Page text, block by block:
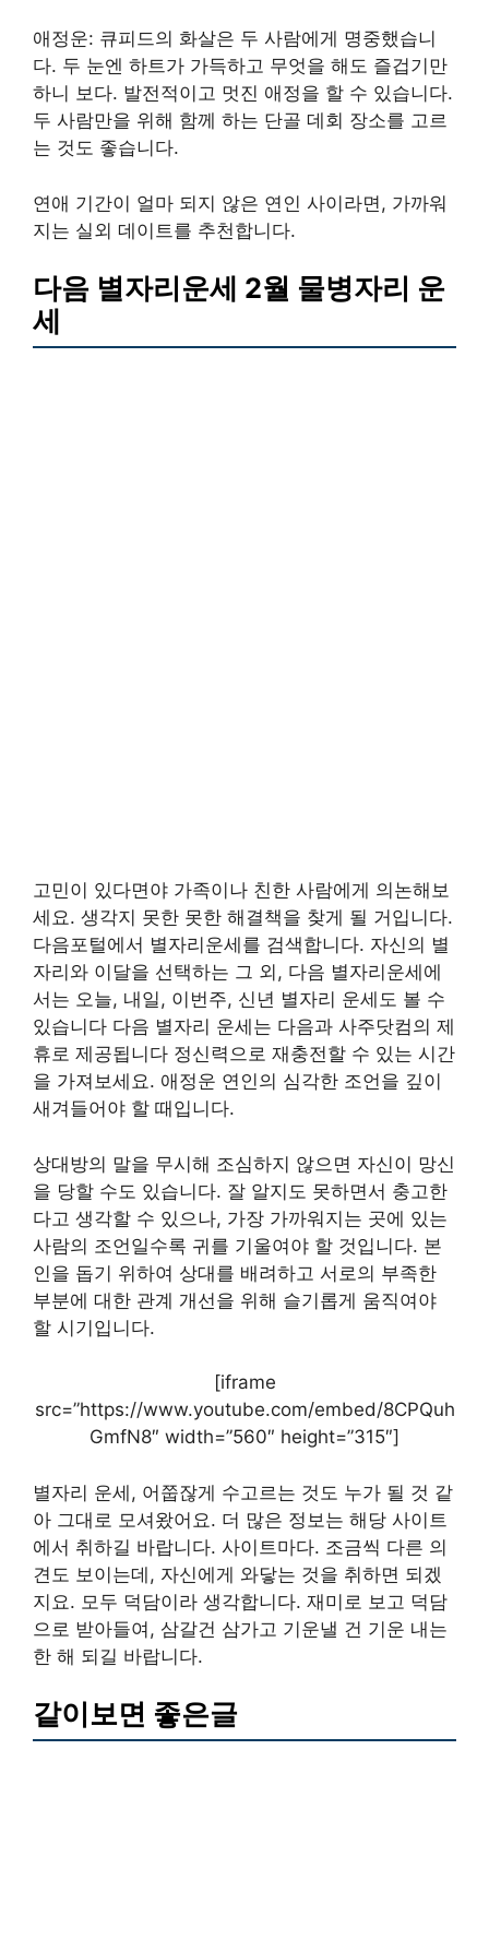
애정운: 큐피드의 화살은 두 사람에게 명중했습니
다. 두 눈엔 하트가 가득하고 무엇을 해도 즐겁기만
하니 보다. 발전적이고 멋진 애정을 할 수 있습니다.
두 사람만을 위해 함께 하는 단골 데회 장소를 고르
는 것도 좋습니다.
연애 기간이 얼마 되지 않은 연인 사이라면, 가까워
지는 실외 데이트를 추천합니다.
다음 별자리운세 2월 물병자리 운
세
고민이 있다면야 가족이나 친한 사람에게 의논해보
세요. 생각지 못한 못한 해결책을 찾게 될 거입니다.
다음포털에서 별자리운세를 검색합니다. 자신의 별
자리와 이달을 선택하는 그 외, 다음 별자리운세에
서는 오늘, 내일, 이번주, 신년 별자리 운세도 볼 수
있습니다 다음 별자리 운세는 다음과 사주닷컴의 제
휴로 제공됩니다 정신력으로 재충전할 수 있는 시간
을 가져보세요. 애정운 연인의 심각한 조언을 깊이
새겨들어야 할 때입니다.
상대방의 말을 무시해 조심하지 않으면 자신이 망신
을 당할 수도 있습니다. 잘 알지도 못하면서 충고한
다고 생각할 수 있으나, 가장 가까워지는 곳에 있는
사람의 조언일수록 귀를 기울여야 할 것입니다. 본
인을 돕기 위하여 상대를 배려하고 서로의 부족한
부분에 대한 관계 개선을 위해 슬기롭게 움직여야
할 시기입니다.
[iframe
src=”https://www.youtube.com/embed/8CPQuh
GmfN8″ width=”560″ height=”315″]
별자리 운세, 어쭙잖게 수고르는 것도 누가 될 것 같
아 그대로 모셔왔어요. 더 많은 정보는 해당 사이트
에서 취하길 바랍니다. 사이트마다. 조금씩 다른 의
견도 보이는데, 자신에게 와닿는 것을 취하면 되겠
지요. 모두 덕담이라 생각합니다. 재미로 보고 덕담
으로 받아들여, 삼갈건 삼가고 기운낼 건 기운 내는
한 해 되길 바랍니다.
같이보면 좋은글